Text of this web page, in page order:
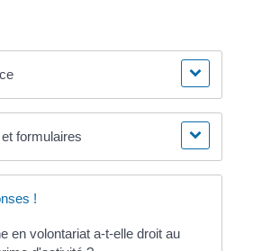
formulaires
!
en volontariat a-t-elle droit au